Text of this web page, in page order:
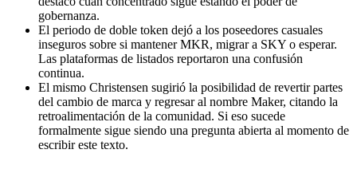
gobernanza.
El periodo de doble token dejó a los poseedores casuales
inseguros sobre si mantener MKR, migrar a SKY o esperar.
Las plataformas de listados reportaron una confusión
continua.
El mismo Christensen sugirió la posibilidad de revertir partes
del cambio de marca y regresar al nombre Maker, citando la
retroalimentación de la comunidad. Si eso sucede
formalmente sigue siendo una pregunta abierta al momento de
escribir este texto.